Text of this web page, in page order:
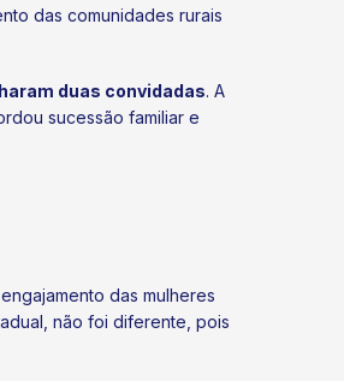
das comunidades rurais
duas convidadas. A
sucessão familiar e
das mulheres
não foi diferente, pois